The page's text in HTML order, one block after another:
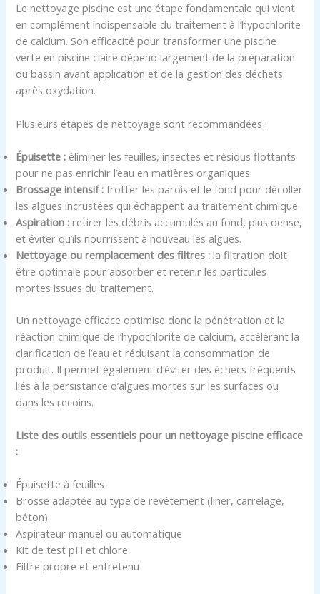
Le nettoyage piscine est une étape fondamentale qui vient
en complément indispensable du traitement à l’hypochlorite
de calcium. Son efficacité pour transformer une piscine
verte en piscine claire dépend largement de la préparation
du bassin avant application et de la gestion des déchets
après oxydation.
Plusieurs étapes de nettoyage sont recommandées :
Épuisette : éliminer les feuilles, insectes et résidus flottants
pour ne pas enrichir l’eau en matières organiques.
Brossage intensif : frotter les parois et le fond pour décoller
les algues incrustées qui échappent au traitement chimique.
Aspiration : retirer les débris accumulés au fond, plus dense,
et éviter qu’ils nourrissent à nouveau les algues.
Nettoyage ou remplacement des filtres : la filtration doit
être optimale pour absorber et retenir les particules
mortes issues du traitement.
Un nettoyage efficace optimise donc la pénétration et la
réaction chimique de l’hypochlorite de calcium, accélérant la
clarification de l’eau et réduisant la consommation de
produit. Il permet également d’éviter des échecs fréquents
liés à la persistance d’algues mortes sur les surfaces ou
dans les recoins.
Liste des outils essentiels pour un nettoyage piscine efficace
:
Épuisette à feuilles
Brosse adaptée au type de revêtement (liner, carrelage,
béton)
Aspirateur manuel ou automatique
Kit de test pH et chlore
Filtre propre et entretenu